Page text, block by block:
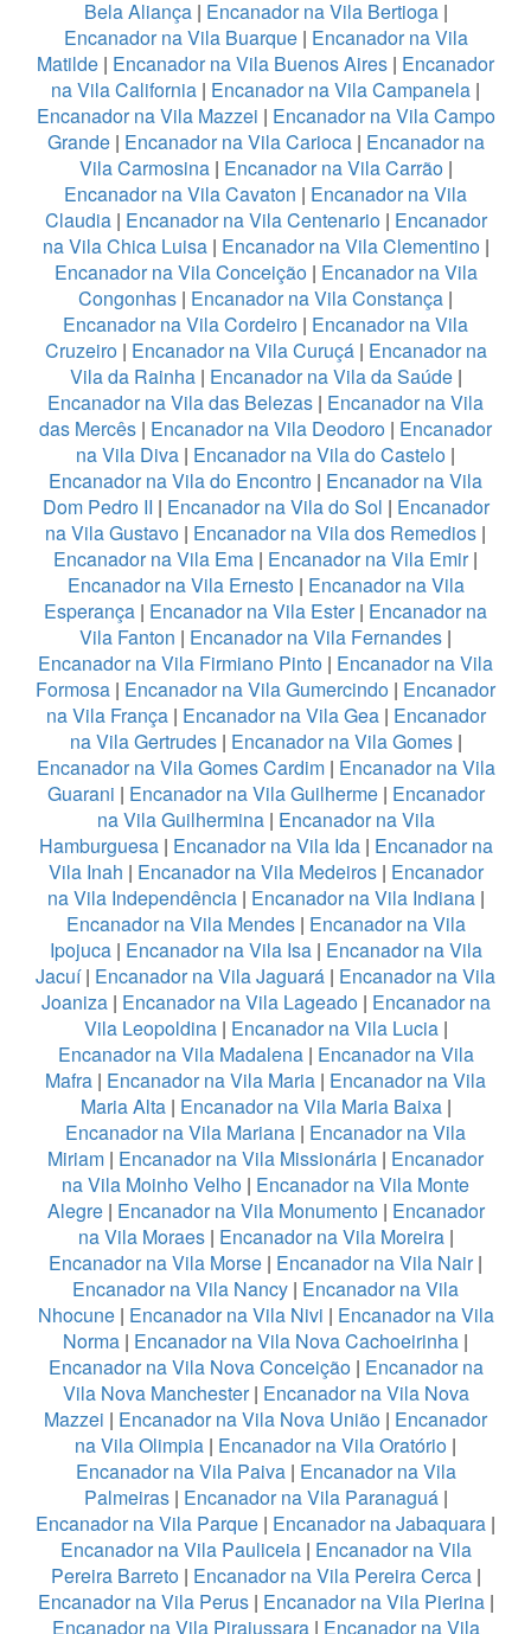
Bela Aliança| Encanador na Vila Bertioga|
Encanador na Vila Buarque| Encanador na Vila
Matilde | Encanador na Vila Buenos Aires | Encanador
na Vila California | Encanador na Vila Campanela |
Encanador na Vila Mazzei | Encanador na Vila Campo
Grande| Encanador na Vila Carioca| Encanador na
Vila Carmosina| Encanador na Vila Carrão|
Encanador na Vila Cavaton | Encanador na Vila
Claudia| Encanador na Vila Centenario| Encanador
na Vila Chica Luisa | Encanador na Vila Clementino|
Encanador na Vila Conceição| Encanador na Vila
Congonhas | Encanador na Vila Constança |
Encanador na Vila Cordeiro | Encanador na Vila
Cruzeiro | Encanador na Vila Curuçá | Encanador na
Vila da Rainha | Encanador na Vila da Saúde|
Encanador na Vila das Belezas | Encanador na Vila
das Mercês | Encanador na Vila Deodoro | Encanador
na Vila Diva | Encanador na Vila do Castelo |
Encanador na Vila do Encontro | Encanador na Vila
Dom Pedro II | Encanador na Vila do Sol | Encanador
na Vila Gustavo | Encanador na Vila dos Remedios |
Encanador na Vila Ema | Encanador na Vila Emir|
Encanador na Vila Ernesto| Encanador na Vila
Esperança | Encanador na Vila Ester| Encanador na
Vila Fanton | Encanador na Vila Fernandes |
Encanador na Vila Firmiano Pinto | Encanador na Vila
Formosa | Encanador na Vila Gumercindo | Encanador
na Vila França| Encanador na Vila Gea| Encanador
na Vila Gertrudes| Encanador na Vila Gomes|
Encanador na Vila Gomes Cardim| Encanador na Vila
Guarani | Encanador na Vila Guilherme| Encanador
na Vila Guilhermina| Encanador na Vila
Hamburguesa| Encanador na Vila Ida| Encanador na
Vila Inah | Encanador na Vila Medeiros| Encanador
na Vila Independência| Encanador na Vila Indiana|
Encanador na Vila Mendes| Encanador na Vila
Ipojuca| Encanador na Vila Isa| Encanador na Vila
Jacuí| Encanador na Vila Jaguará | Encanador na Vila
Joaniza| Encanador na Vila Lageado| Encanador na
Vila Leopoldina| Encanador na Vila Lucia|
Encanador na Vila Madalena| Encanador na Vila
Mafra | Encanador na Vila Maria | Encanador na Vila
Maria Alta| Encanador na Vila Maria Baixa|
Encanador na Vila Mariana | Encanador na Vila
Miriam | Encanador na Vila Missionária | Encanador
na Vila Moinho Velho | Encanador na Vila Monte
Alegre| Encanador na Vila Monumento| Encanador
na Vila Moraes| Encanador na Vila Moreira|
Encanador na Vila Morse | Encanador na Vila Nair|
Encanador na Vila Nancy | Encanador na Vila
Nhocune| Encanador na Vila Nivi | Encanador na Vila
Norma | Encanador na Vila Nova Cachoeirinha |
Encanador na Vila Nova Conceição| Encanador na
Vila Nova Manchester| Encanador na Vila Nova
Mazzei | Encanador na Vila Nova União | Encanador
na Vila Olimpia | Encanador na Vila Oratório |
Encanador na Vila Paiva| Encanador na Vila
Palmeiras| Encanador na Vila Paranaguá|
Encanador na Vila Parque | Encanador na Jabaquara |
Encanador na Vila Pauliceia| Encanador na Vila
Pereira Barreto| Encanador na Vila Pereira Cerca|
Encanador na Vila Perus| Encanador na Vila Pierina|
Encanador na Vila Pirajussara| Encanador na Vila